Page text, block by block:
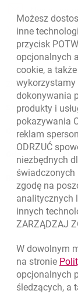
Oceń nas
Złóż wniosek
Skontaktuj się ze
O banku
Odpowiedzialny
Regulacje
Możesz
inne
przycisk
opcjonalnych
cookie, a
wykorzystamy
dokonywania
produkty i
pokazywania
reklam
ODRZUĆ
niezbędnych
świadczonych
zgodę na
analitycznych
innych
ZARZĄDZAJ
W dowolnym
na stronie
opcjonalnych
śledzących, a